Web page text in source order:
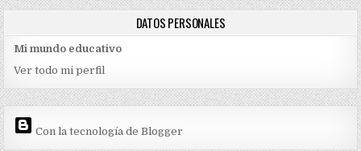
DATOS PERSONALES
Mi mundo educativo
Ver todo mi perfil
Con la tecnología de Blogger